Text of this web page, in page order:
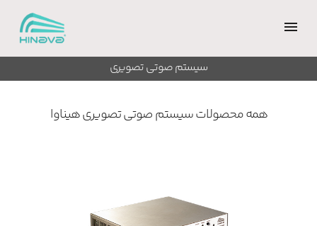
سیستم صوتی تصویری
همه محصولاتسیستم صوتی تصویریهیناوا